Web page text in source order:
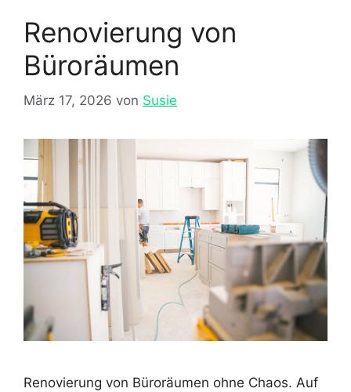
Renovierung von
Büroräumen
März 17, 2026 von Susie
Renovierung von Büroräumen ohne Chaos. Auf